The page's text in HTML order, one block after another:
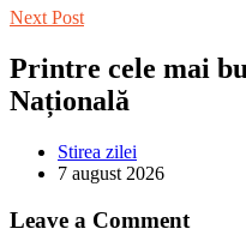
Next Post
Printre cele mai
Națională
Stirea zilei
7 august 2026
Leave a Comment